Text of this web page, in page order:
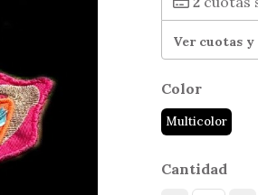
Ver cuotas
Color
Multicolor
Cantidad